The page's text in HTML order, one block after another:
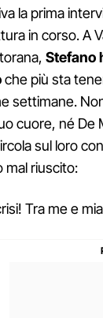
la prima
in corso. A
Stefano
che più sta
settimane.
cuore, né De
sul loro
mal riuscito:
Tra me e